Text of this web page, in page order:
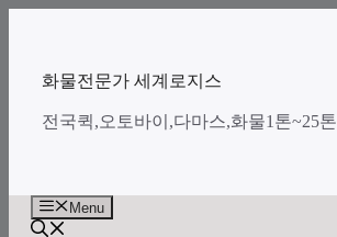
화물전문가 세계로지스
전국퀵,오토바이,다마스,화물1톤~25톤
Menu